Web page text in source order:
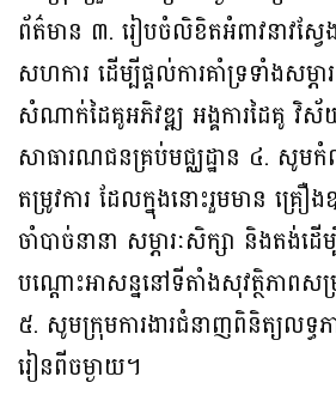
ព័ត៌មាន ៣. រៀបចំលិខិតអំពាវនាវស្វែ
សហការ ដើម្បីផ្តល់ការគាំទ្រទាំងសម្ភ
សំណាក់ដៃគូអភិវឌ្ឍ អង្គការដៃគូ វិ
សាធារណជនគ្រប់មជ្ឈដ្ឋាន ៤. សូម
តម្រូវការ ដែលក្នុងនោះរួមមាន គ្រ
ចាំបាច់នានា សម្ភារៈសិក្សា និងតង់ដើម្
បណ្ដោះអាសន្ននៅទីតាំងសុវត្ថិភាព
៥. សូមក្រុមការងារជំនាញពិនិត្យលទ្ធភ
រៀនពីចម្ងាយ។